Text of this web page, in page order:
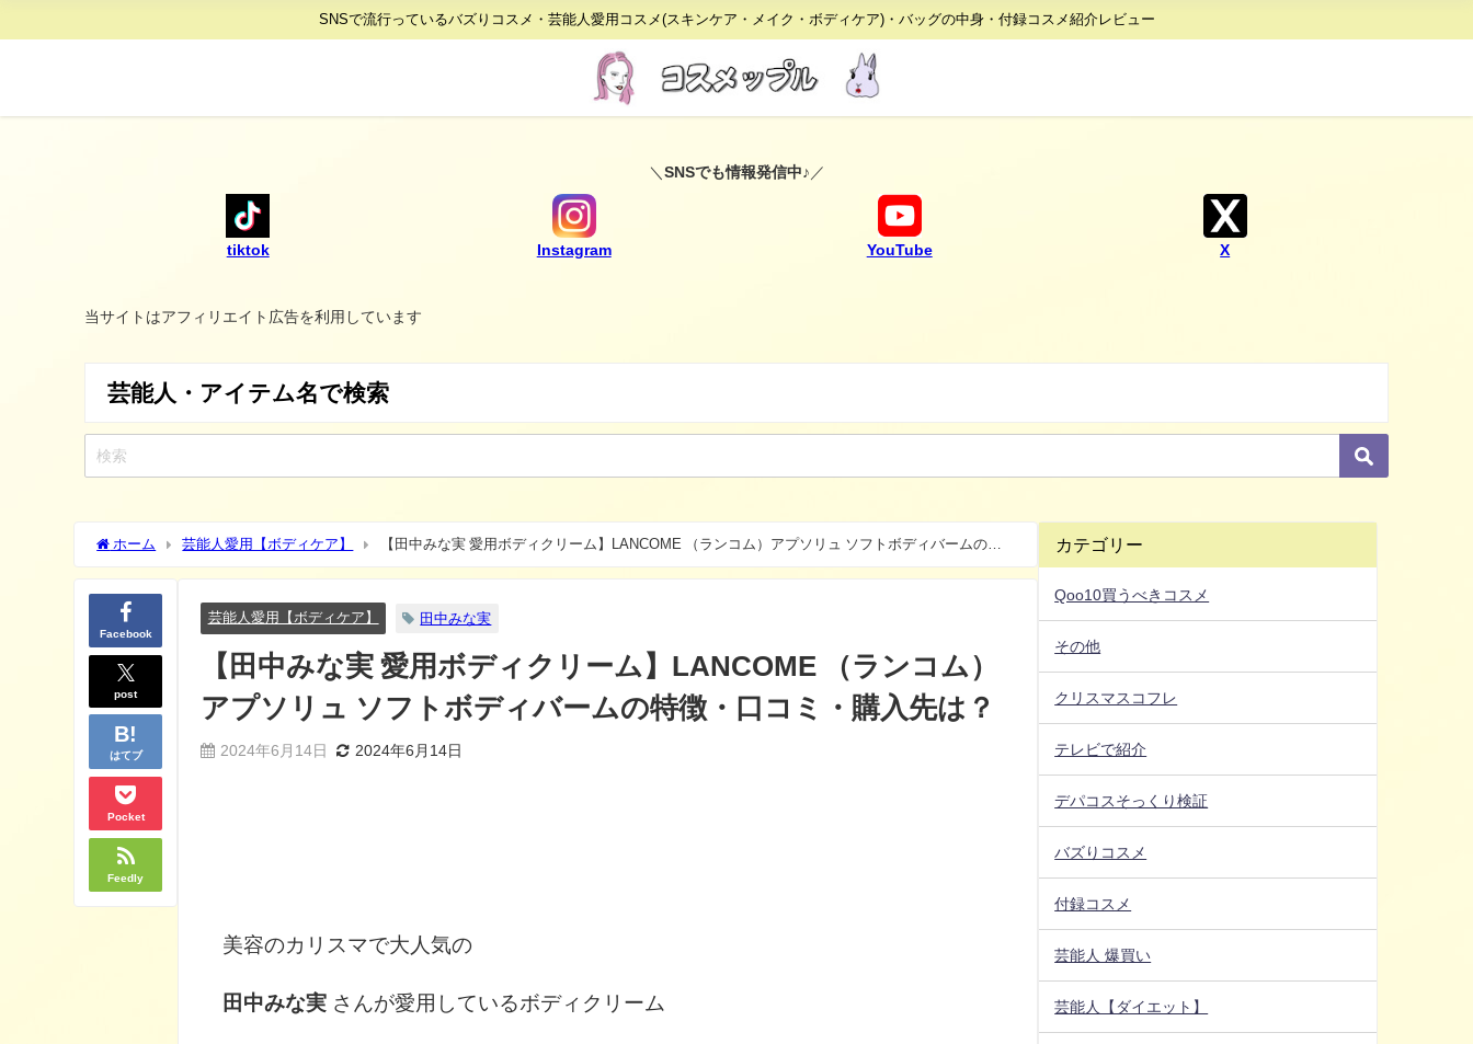
SNSで流行っているバズりコスメ・芸能人愛用コスメ(スキンケア・メイク・ボディケア)・バッグの中身・付録コスメ紹介レビュー
＼ SNSでも情報発信中♪ ／
tiktok Instagram YouTube X
当サイトはアフィリエイト広告を利用しています
芸能人・アイテム名で検索
ホーム 芸能人愛用【ボディケア】
【田中みな実 愛用ボディクリーム】LANCOME （ランコム）アプソリュ ソフトボディバームの特
徴・口コミ・購入先は？
Facebook
post
はてブ
Pocket
Feedly
芸能人愛用【ボディケア】 田中みな実
【田中みな実 愛用ボディクリーム】LANCOME （ランコム）
アプソリュ ソフトボディバームの特徴・口コミ・購入先は？
2024年6月14日 2024年6月14日
美容のカリスマで大人気の
田中みな実 さんが愛用しているボディクリーム
カテゴリー
Qoo10買うべきコスメ
その他
クリスマスコフレ
テレビで紹介
デパコスそっくり検証
バズりコスメ
付録コスメ
芸能人 爆買い
芸能人【ダイエット】